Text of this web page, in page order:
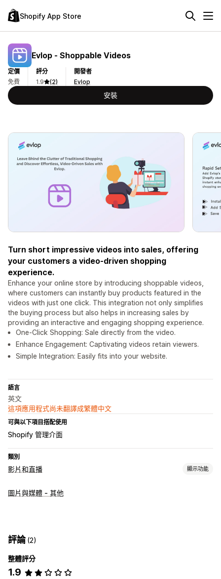
Shopify App Store
Evlop ‑ Shoppable Videos
定價
免費
評分
1.9
(2)
開發者
Evlop
安裝
Turn short impressive videos into sales, offering
your customers a video-driven shopping
experience.
Enhance your online store by introducing shoppable videos,
where customers can instantly buy products featured in the
videos with just one click. This integration not only simplifies
the buying process but also helps in increasing sales by
providing an interactive and engaging shopping experience.
One-Click Shopping: Sale directly from the video.
Enhance Engagement: Captivating videos retain viewers.
Simple Integration: Easily fits into your website.
語言
英文
這項應用程式尚未翻譯成繁體中文
可與以下項目搭配使用
Shopify 管理介面
類別
影片和直播 顯示功能
影片管理
影片播放器
圖片與媒體 - 其他
評論(2)
整體評分
1.9